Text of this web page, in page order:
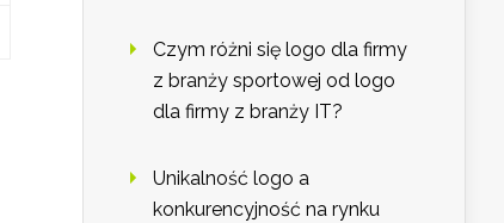
Czym różni się logo dla firmy
z branży sportowej od logo
dla firmy z branży IT?
Unikalność logo a
konkurencyjność na rynku